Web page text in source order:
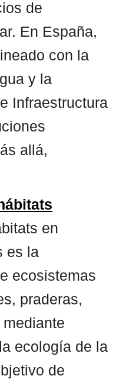
de
En España,
con la
y la
Infraestructura
allá,
en
es la
ecosistemas
praderas,
ecología de la
de